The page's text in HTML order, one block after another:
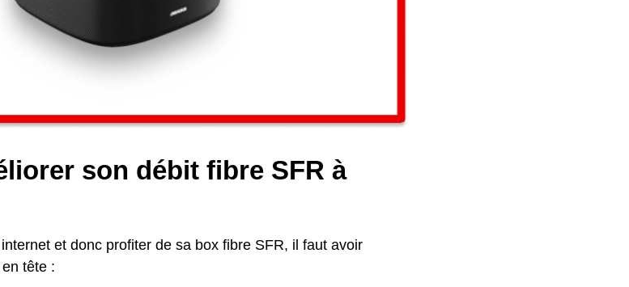
son débit fibre SFR à
et donc profiter de sa box fibre SFR, il faut avoir
tête :